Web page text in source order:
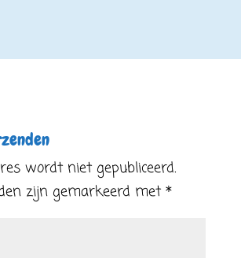
wordt niet gepubliceerd.
zijn gemarkeerd met*